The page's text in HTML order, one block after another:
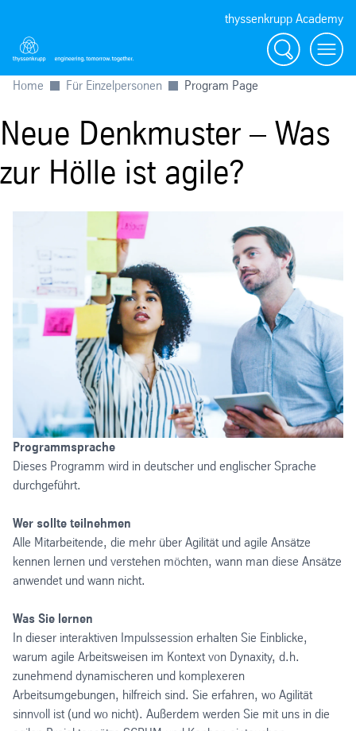
thyssenkrupp Academy
Suche
Menü
Home Für Einzelpersonen Program Page
Neue Denkmuster – Was
zur Hölle ist agile?
Programmsprache
Dieses Programm wird in deutscher und englischer Sprache
durchgeführt.
Wer sollte teilnehmen
Alle Mitarbeitende, die mehr über Agilität und agile Ansätze
kennen lernen und verstehen möchten, wann man diese Ansätze
anwendet und wann nicht.
Was Sie lernen
In dieser interaktiven Impulssession erhalten Sie Einblicke,
warum agile Arbeitsweisen im Kontext von Dynaxity, d.h.
zunehmend dynamischeren und komplexeren
Arbeitsumgebungen, hilfreich sind. Sie erfahren, wo Agilität
sinnvoll ist (und wo nicht). Außerdem werden Sie mit uns in die